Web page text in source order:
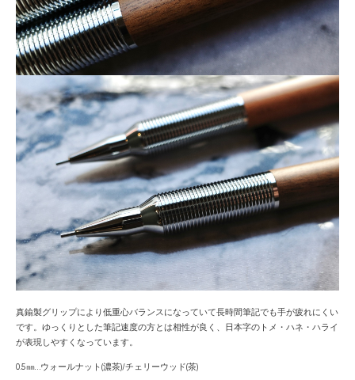
真鍮製グリップにより低重心バランスになっていて長時間筆記でも手が疲れにくい
です。ゆっくりとした筆記速度の方とは相性が良く、日本字のトメ・ハネ・ハライ
が表現しやすくなっています。
0.5㎜…ウォールナット(濃茶)/チェリーウッド(茶)